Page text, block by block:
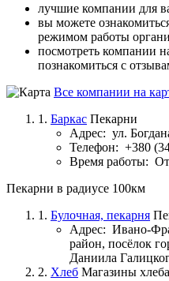
лучшие компании для
вы можете
режимом работы
посмотреть компании
познакомиться с
Все компании на
1. Баркас Пекарни
Адрес: ул.
Телефон: +380
Время работы:
Пекарни в радиусе 100км
1. Булочная, пекарня
Адрес: Ивано-
район, посёлок
Даниила
2. Хлеб Магазины хлеба